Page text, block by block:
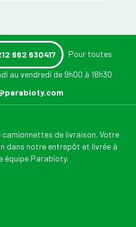
662 630417 Pour toutes
au vendredi de 9h00 à 18h30
de livraison. Votre
dans notre entrepôt et livrée à
équipe Parabioty.